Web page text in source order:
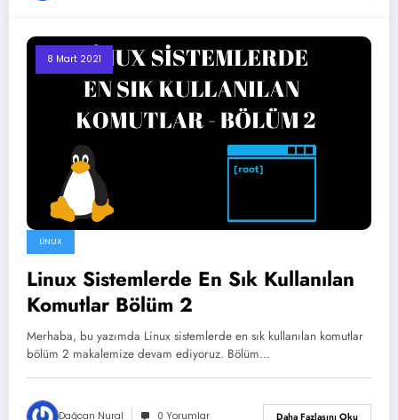
8 Mart 2021
LINUX
Linux Sistemlerde En Sık Kullanılan
Komutlar Bölüm 2
Merhaba, bu yazımda Linux sistemlerde en sık kullanılan komutlar
bölüm 2 makalemize devam ediyoruz. Bölüm…
Dağcan Nural 0 Yorumlar Daha Fazlasını Oku